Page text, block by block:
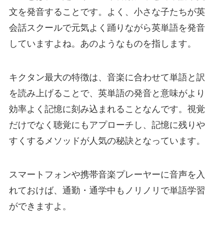
文を発音すること です。よく、小さな子たちが英
会話スクールで元気よく踊りながら英単語を発音
していますよね。あのようなものを指します。
キクタン最大の特徴は、 音楽に合わせて単語と訳
を読み上げることで、英単語の発音と意味がより
効率よく記憶に刻み込まれる ことなんです。視覚
だけでなく聴覚にもアプローチし、記憶に残りや
すくするメソッドが人気の秘訣となっています。
スマートフォンや携帯音楽プレーヤーに音声を入
れておけば、 通勤・通学中もノリノリで単語学習
ができますよ。